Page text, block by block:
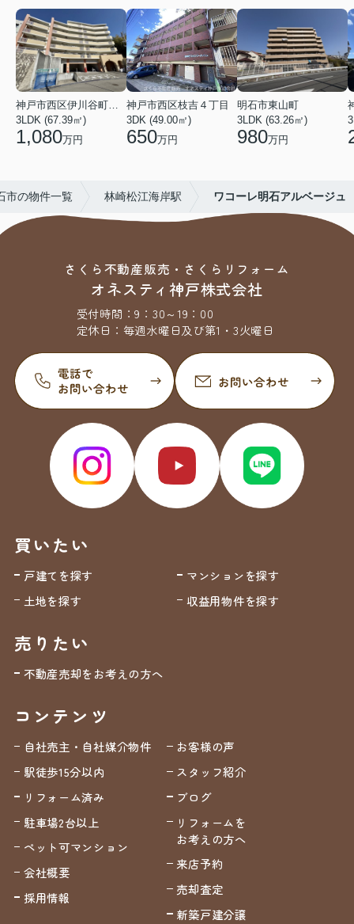
3LDK (67.39㎡)
1,080万円
神戸市西区枝吉４丁目
3DK (49.00㎡)
650万円
明石市東山町
3LDK (63.26㎡)
980万円
市の物件一覧 林崎松江海岸駅 ワコーレ明石アルベージュ
さくら不動産販売・さくらリフォーム
オネスティ神戸株式会社
受付時間：9：30～19：00
定休日： 毎週水曜日及び第1・3火曜日
買いたい
戸建てを探す
マンションを探す
土地を探す
収益用物件を探す
売りたい
不動産売却をお考えの方へ
コンテンツ
自社売主・自社媒介物件
駅徒歩15分以内
リフォーム済み
駐車場2台以上
ペット可マンション
会社概要
採用情報
お客様の声
スタッフ紹介
ブログ
リフォームを
お考えの方へ
来店予約
売却査定
新築戸建分譲